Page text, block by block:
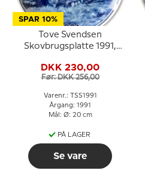
SPAR 10%
Tove Svendsen
Skovbrugsplatte 1991,
DKK 230,00
Før: DKK 256,00
Varenr.: TSS1991
Årgang: 1991
Mål: Ø: 20 cm
PÅ LAGER
Se vare